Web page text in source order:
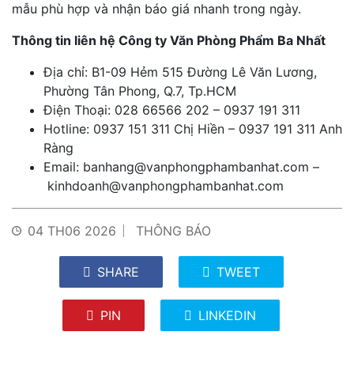
mẫu phù hợp và nhận báo giá nhanh trong ngày.
Thông tin liên hệ Công ty Văn Phòng Phẩm Ba Nhất
Địa chỉ: B1-09 Hẻm 515 Đường Lê Văn Lương,
Phường Tân Phong, Q.7, Tp.HCM
Điện Thoại: 028 66566 202 – 0937 191 311
Hotline: 0937 151 311 Chị Hiền – 0937 191 311 Anh
Ràng
Email: banhang@vanphongphambanhat.com –
kinhdoanh@vanphongphambanhat.com
04 TH06 2026 THÔNG BÁO
SHARE TWEET
PIN LINKEDIN